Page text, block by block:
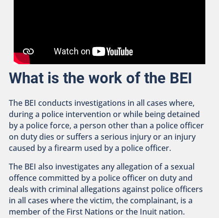
What is the work of the BEI
The BEI conducts investigations in all cases where,
during a police intervention or while being detained
by a police force, a person other than a police officer
on duty dies or suffers a serious injury or an injury
caused by a firearm used by a police officer.
The BEI also investigates any allegation of a sexual
offence committed by a police officer on duty and
deals with criminal allegations against police officers
in all cases where the victim, the complainant, is a
member of the First Nations or the Inuit nation.